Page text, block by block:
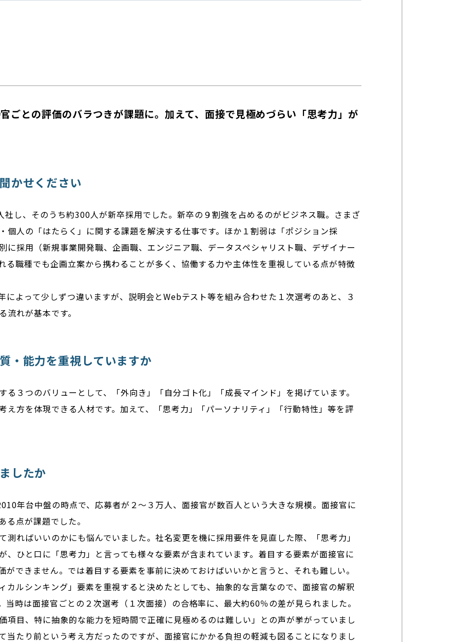
ごとの評価のバラつきが課題に。加えて、面接で見極めづらい「思考力」が
かせください
し、そのうち約300人が新卒採用でした。新卒の９割強を占めるのがビジネス職。さまざ
個人の「はたらく」に関する課題を解決する仕事です。ほか１割弱は「ポジション採
に採用（新規事業開発職、企画職、エンジニア職、データスペシャリスト職、デザイナー
る職種でも企画立案から携わることが多く、協働する力や主体性を重視している点が特徴
によって少しずつ違いますが、説明会とWebテスト等を組み合わせた１次選考のあと、３
れが基本です。
・能力を重視していますか
る３つのバリューとして、「外向き」「自分ゴト化」「成長マインド」を掲げています。
え方を体現できる人材です。加えて、「思考力」「パーソナリティ」「行動特性」等を評
したか
年台中盤の時点で、応募者が２～３万人、面接官が数百人という大きな規模。面接官に
る点が課題でした。
測ればいいのかにも悩んでいました。社名変更を機に採用要件を見直した際、「思考力」
、ひと口に「思考力」と言っても様々な要素が含まれています。着目する要素が面接官に
ができません。では着目する要素を事前に決めておけばいいかと言うと、それも難しい。
カルシンキング」要素を重視すると決めたとしても、抽象的な言葉なので、面接官の解釈
当時は面接官ごとの２次選考（１次面接）の合格率に、最大約60％の差が見られました。
項目、特に抽象的な能力を短時間で正確に見極めるのは難しい」との声が挙がっていまし
当たり前という考え方だったのですが、面接官にかかる負担の軽減も図ることになりまし